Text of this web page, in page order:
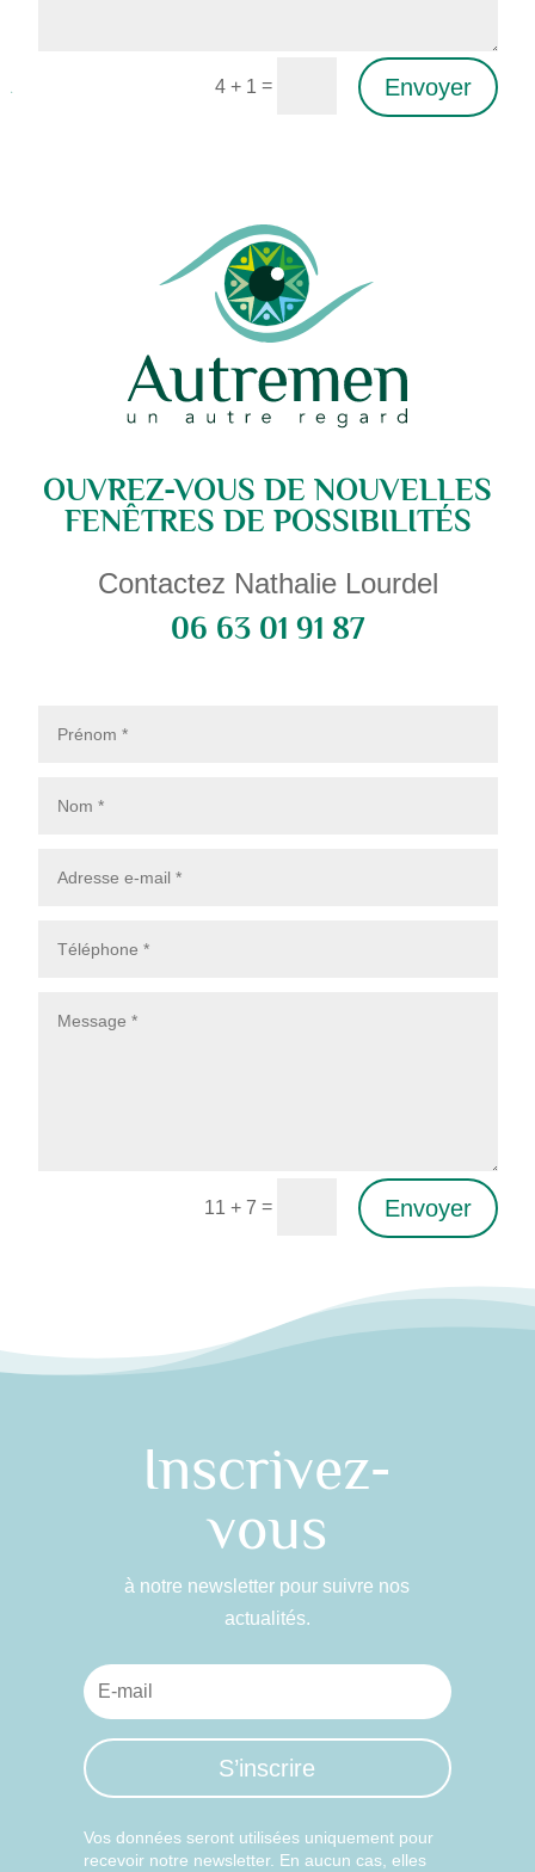
4 + 1 = Envoyer
OUVREZ-VOUS DE NOUVELLES
FENÊTRES DE POSSIBILITÉS
Contactez Nathalie Lourdel
06 63 01 91 87
11 + 7 = Envoyer
Inscrivez-
vous
à notre newsletter pour suivre nos
actualités.
S’inscrire
Vos données seront utilisées uniquement pour
recevoir notre newsletter. En aucun cas, elles